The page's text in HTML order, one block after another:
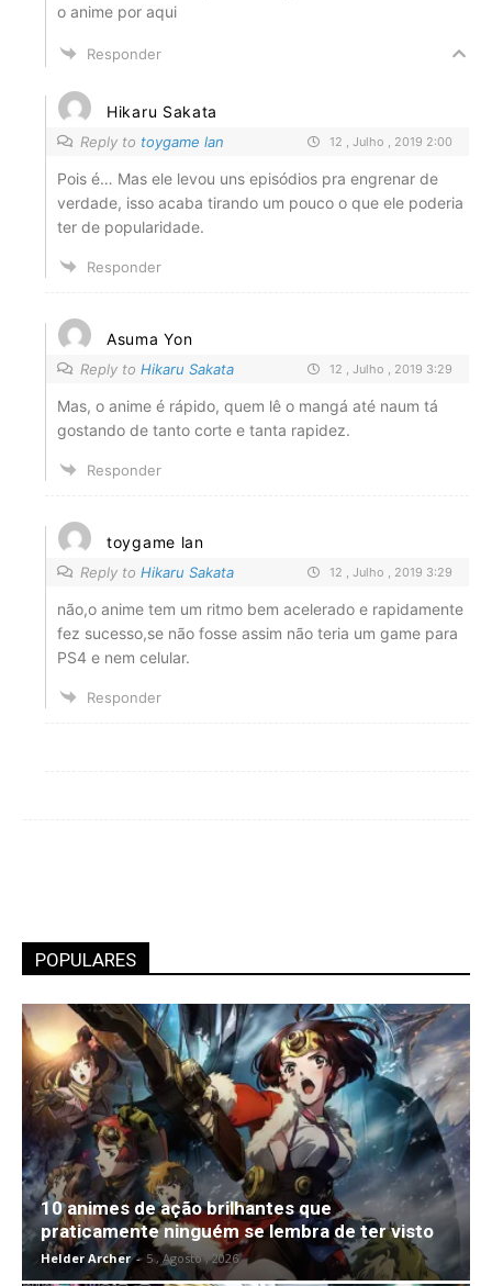
o anime por aqui
Responder
Hikaru Sakata
Reply to toygame lan 12 , Julho , 2019 2:00
Pois é… Mas ele levou uns episódios pra engrenar de
verdade, isso acaba tirando um pouco o que ele poderia
ter de popularidade.
Responder
Asuma Yon
Reply to Hikaru Sakata 12 , Julho , 2019 3:29
Mas, o anime é rápido, quem lê o mangá até naum tá
gostando de tanto corte e tanta rapidez.
Responder
toygame lan
Reply to Hikaru Sakata 12 , Julho , 2019 3:29
não,o anime tem um ritmo bem acelerado e rapidamente
fez sucesso,se não fosse assim não teria um game para
PS4 e nem celular.
Responder
POPULARES
10 animes de ação brilhantes que
praticamente ninguém se lembra de ter visto
Helder Archer - 5 , Agosto , 2026